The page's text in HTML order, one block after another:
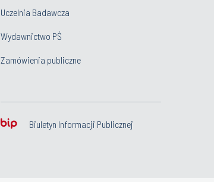
Uczelnia Badawcza
Wydawnictwo PŚ
Zamówienia publiczne
Biuletyn Informacji Publicznej